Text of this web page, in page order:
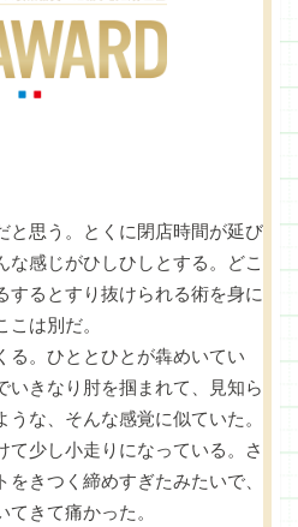
思う。とくに閉店時間が延び
な感じがひしひしとする。どこ
するとすり抜けられる術を身に
は別だ。
。ひととひとが犇めいてい
いきなり肘を掴まれて、見知ら
な、そんな感覚に似ていた。
少し小走りになっている。さ
きつく締めすぎたみたいで、
きて痛かった。